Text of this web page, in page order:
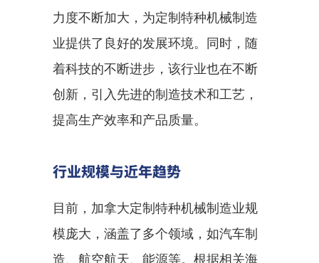
力度不断加大，为定制特种机械制造
业提供了良好的发展环境。同时，随
着科技的不断进步，该行业也在不断
创新，引入先进的制造技术和工艺，
提高生产效率和产品质量。
行业规模与近年趋势
目前，加拿大定制特种机械制造业规
模庞大，涵盖了多个领域，如汽车制
造、航空航天、能源等。根据相关海